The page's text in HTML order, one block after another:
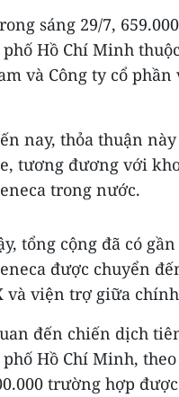
sáng 29/7,
Hồ Chí Minh
và Công ty cổ
nay, thỏa thuận
tương đương với
trong nước.
tổng cộng đã có
được chuyển
và viện trợ giữa
đến chiến dịch
Hồ Chí Minh,
trường hợp